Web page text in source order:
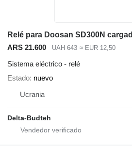
Relé para Doosan SD300N
ARS 21.600
UAH 643 ≈ EUR 12,50
Sistema eléctrico - relé
Estado nuevo
Ucrania
Delta-Budteh